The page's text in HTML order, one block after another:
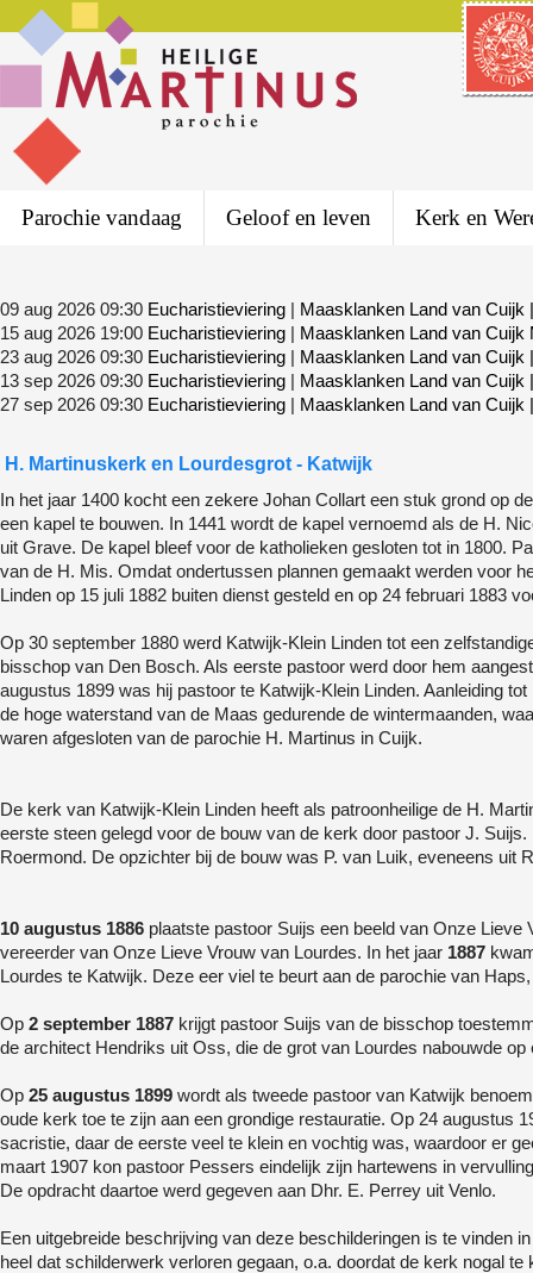
Parochie vandaag Geloof en leven Kerk en
09 aug 2026 09:30 Eucharistieviering | Maasklanken Land van Cuijk |
15 aug 2026 19:00 Eucharistieviering | Maasklanken Land van Cuijk
23 aug 2026 09:30 Eucharistieviering | Maasklanken Land van Cuijk |
13 sep 2026 09:30 Eucharistieviering | Maasklanken Land van Cuijk |
27 sep 2026 09:30 Eucharistieviering | Maasklanken Land van Cuijk |
H. Martinuskerk en Lourdesgrot - Katwijk
In het jaar 1400 kocht een zekere Johan Collart een stuk grond op
een kapel te bouwen. In 1441 wordt de kapel vernoemd als de H.
uit Grave. De kapel bleef voor de katholieken gesloten tot in 1800.
van de H. Mis. Omdat ondertussen plannen gemaakt werden voor
Linden op 15 juli 1882 buiten dienst gesteld en op 24 februari 1883
Op 30 september 1880 werd Katwijk-Klein Linden tot een
bisschop van Den Bosch. Als eerste pastoor werd door hem
augustus 1899 was hij pastoor te Katwijk-Klein Linden. Aanleiding
de hoge waterstand van de Maas gedurende de wintermaanden,
waren afgesloten van de parochie H. Martinus in Cuijk.
De kerk van Katwijk-Klein Linden heeft als patroonheilige de H.
eerste steen gelegd voor de bouw van de kerk door pastoor J.
Roermond. De opzichter bij de bouw was P. van Luik, eveneens uit
10 augustus 1886 plaatste pastoor Suijs een beeld van Onze
vereerder van Onze Lieve Vrouw van Lourdes. In het jaar 1887
Lourdes te Katwijk. Deze eer viel te beurt aan de parochie van
Op 2 september 1887 krijgt pastoor Suijs van de bisschop
de architect Hendriks uit Oss, die de grot van Lourdes nabouwde
Op 25 augustus 1899 wordt als tweede pastoor van Katwijk
oude kerk toe te zijn aan een grondige restauratie. Op 24 augustus
sacristie, daar de eerste veel te klein en vochtig was, waardoor er
maart 1907 kon pastoor Pessers eindelijk zijn hartewens in
De opdracht daartoe werd gegeven aan Dhr. E. Perrey uit Venlo.
Een uitgebreide beschrijving van deze beschilderingen is te vinden
heel dat schilderwerk verloren gegaan, o.a. doordat de kerk nogal